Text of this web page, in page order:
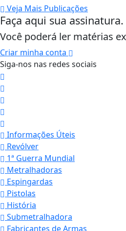
Veja Mais Publicações
Faça aqui sua assinatura.
Você poderá ler matérias
Criar minha conta
Siga-nos nas redes sociais
Informações Úteis
Revólver
1ª Guerra Mundial
Metralhadoras
Espingardas
Pistolas
História
Submetralhadora
Fabricantes de Armas